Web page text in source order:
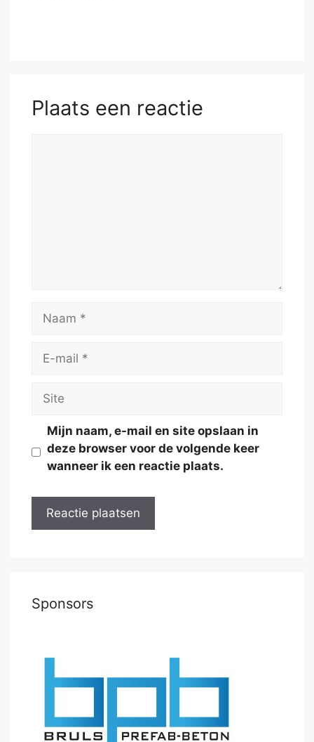
Plaats een reactie
Naam
Site
Mijn naam, e-mail en site opslaan in
deze browser voor de volgende keer
wanneer ik een reactie plaats.
Sponsors